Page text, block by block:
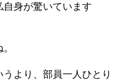
身が驚いています
うより、部員一人ひとり